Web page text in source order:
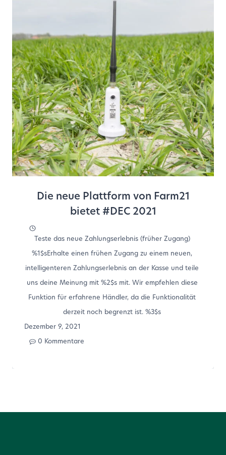
Die neue Plattform von Farm21
bietet #DEC 2021
Teste das neue Zahlungserlebnis (früher Zugang)
%1$sErhalte einen frühen Zugang zu einem neuen,
intelligenteren Zahlungserlebnis an der Kasse und teile
uns deine Meinung mit %2$s mit. Wir empfehlen diese
Funktion für erfahrene Händler, da die Funktionalität
derzeit noch begrenzt ist. %3$s
Dezember 9, 2021
0 Kommentare